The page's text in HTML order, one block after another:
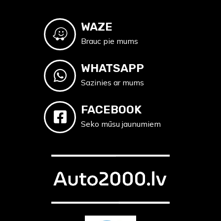
WAZE
Brauc pie mums
WHATSAPP
Sazinies ar mums
FACEBOOK
Seko mūsu jaunumiem